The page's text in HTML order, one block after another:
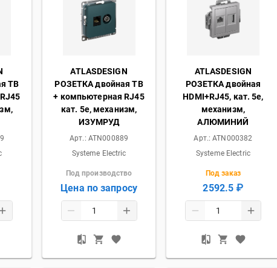
ТВ
ATLASDESIGN
РОЗЕТКА двойная ТВ
+ компьютерная RJ45
кат. 5e, механизм,
ИЗУМРУД
Арт.: ATN000889
Systeme Electric
Под производство
Цена по запросу
ATLASDESIGN
РОЗЕТКА двойная
HDMI+RJ45, кат. 5е,
механизм,
АЛЮМИНИЙ
Арт.:ATN000382
Systeme Electric
Под заказ
2592.5 ₽